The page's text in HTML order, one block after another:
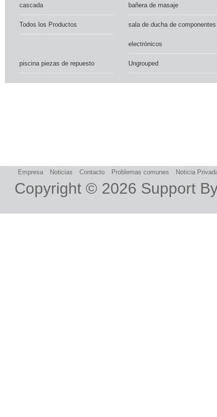
cascada bañera de masaje
Todos los Productos sala de ducha de componentes
electrónicos
piscina piezas de repuesto Ungrouped
Empresa Noticias Contacto Problemas comunes Noticia
Copyright © 2026 Support